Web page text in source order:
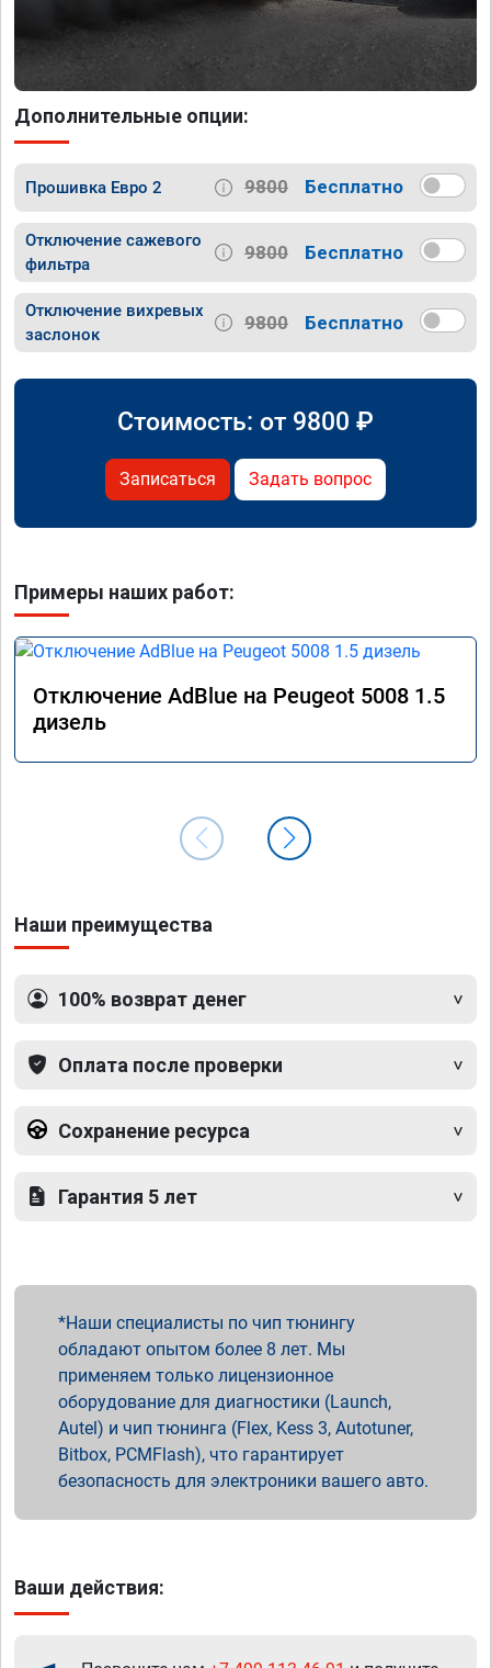
Дополнительные опции:
Прошивка Евро 2 9800 Бесплатно
Отключение сажевого
фильтра
9800 Бесплатно
Отключение вихревых
заслонок
9800 Бесплатно
Стоимость: от 9800 ₽
Записаться Задать вопрос
Примеры наших работ:
Отключение AdBlue на Peugeot 5008 1.5
дизель
Наши преимущества
100% возврат денег
Оплата после проверки
Сохранение ресурса
Гарантия 5 лет
Наши специалисты по чип тюнингу
обладают опытом более 8 лет. Мы
применяем только лицензионное
оборудование для диагностики (Launch,
Autel) и чип тюнинга (Flex, Kess 3, Autotuner,
Bitbox, PCMFlash), что гарантирует
безопасность для электроники вашего авто.
Ваши действия: